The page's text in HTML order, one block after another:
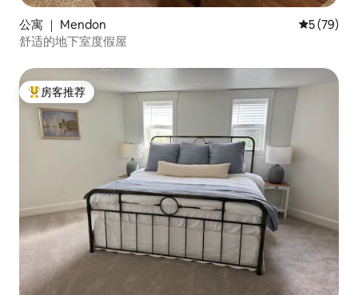
公寓 ｜ Mendon 平均评分
5 (79)
舒适的地下室度假屋
热门「房客推荐」
房客推荐